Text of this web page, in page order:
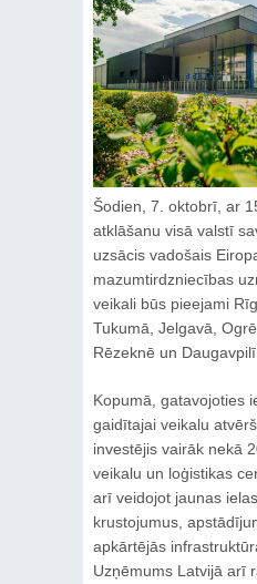
Šodien, 7. oktobrī, ar
atklāšanu visā valstī
uzsācis vadošais
mazumtirdzniecības
veikali būs pieejami
Tukumā, Jelgavā,
Rēzeknē un Daugavpilī.
Kopumā, gatavojoties
gaidītajai veikalu
investējis vairāk nekā
veikalu un loģistikas
arī veidojot jaunas
krustojumus,
apkārtējās
Uzņēmums Latvijā arī